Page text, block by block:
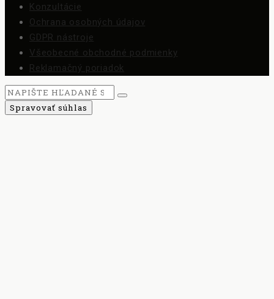
Konzultácie
Ochrana osobných údajov
GDPR nástroje
Všeobecné obchodné podmienky
Reklamačný poriadok
Spravovať súhlas